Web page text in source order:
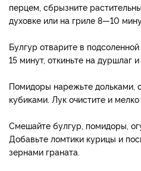
перцем, сбрызните
духовке или на гриле 8—10
Булгур отварите в
15 минут, откиньте на дуршлаг и
Помидоры нарежьте дольками,
кубиками. Лук очистите и
Смешайте булгур, помидоры,
Добавьте ломтики курицы и
зернами граната.